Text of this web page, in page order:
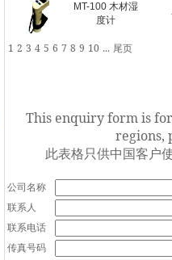
MT-100 木材湿
度计
1 2 3 4 5 6 7 8 9 10 ... 尾页
This enquiry form is
regions,
此表格只供中国客户
公司名称
联系人
联系电话
传真号码